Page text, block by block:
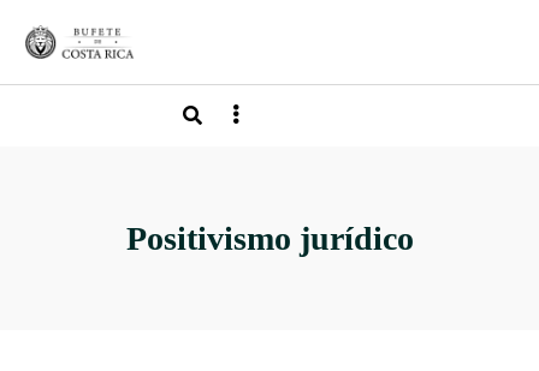
Positivismo jurídico